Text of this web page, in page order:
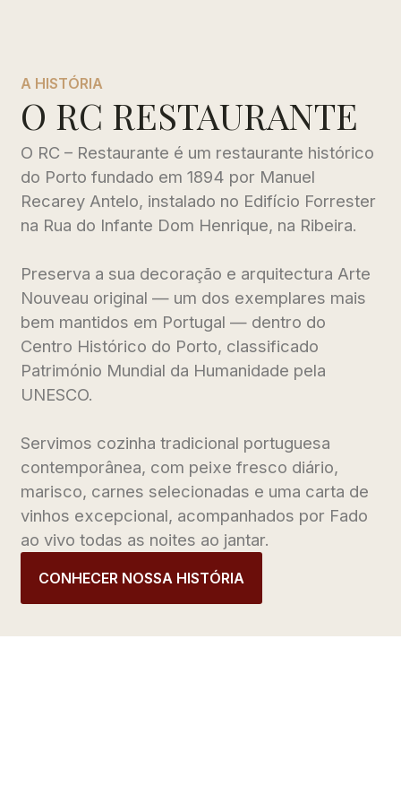
A HISTÓRIA
O RC RESTAURANTE
O RC – Restaurante é um restaurante histórico
do Porto fundado em 1894 por Manuel
Recarey Antelo, instalado no Edifício Forrester
na Rua do Infante Dom Henrique, na Ribeira.
Preserva a sua decoração e arquitectura Arte
Nouveau original — um dos exemplares mais
bem mantidos em Portugal — dentro do
Centro Histórico do Porto, classificado
Património Mundial da Humanidade pela
UNESCO.
Servimos cozinha tradicional portuguesa
contemporânea, com peixe fresco diário,
marisco, carnes selecionadas e uma carta de
vinhos excepcional, acompanhados por Fado
ao vivo todas as noites ao jantar.
CONHECER NOSSA HISTÓRIA